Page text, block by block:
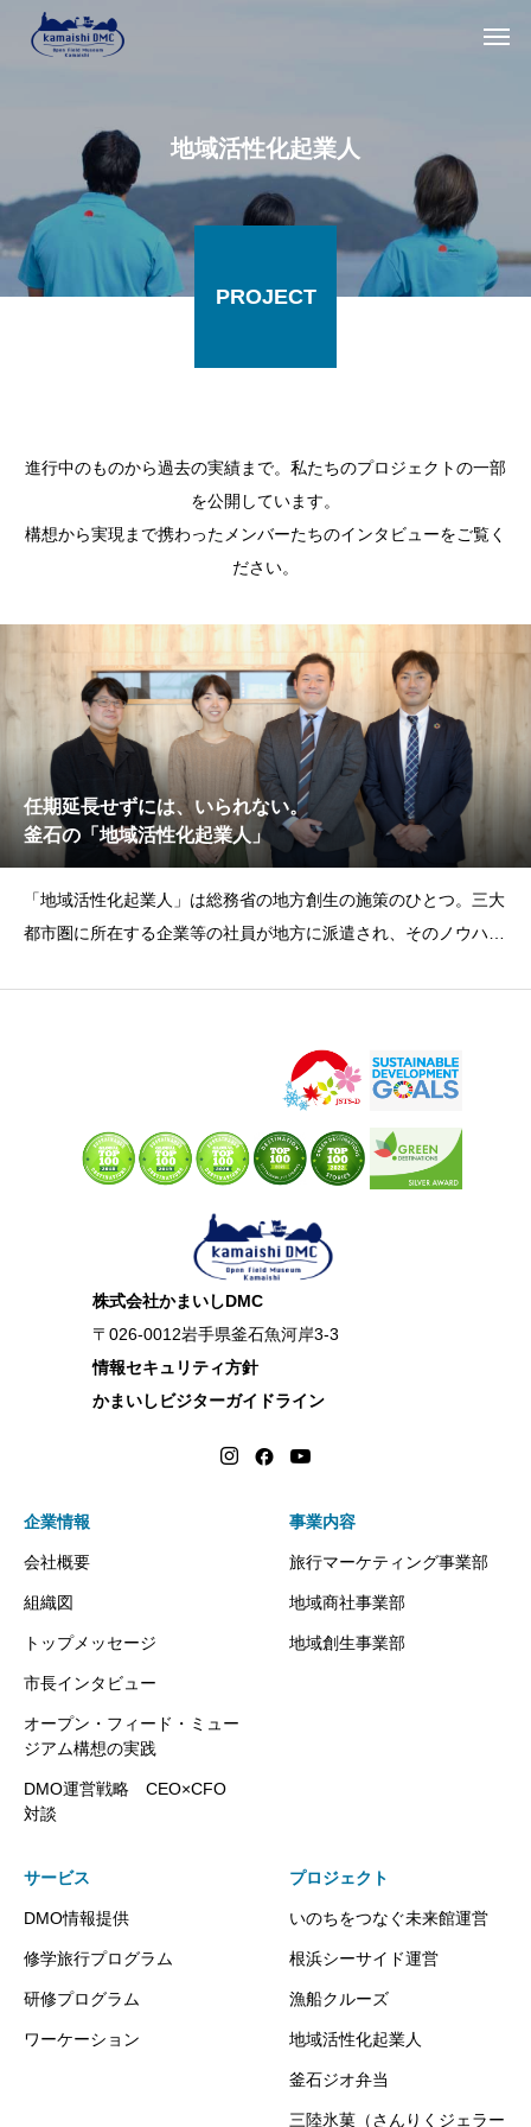
地域活性化起業人
PROJECT
進行中のものから過去の実績まで。私たちのプロジェクトの一部
を公開しています。
構想から実現まで携わったメンバーたちのインタビューをご覧く
ださい。
任期延長せずには、いられない。
釜石の「地域活性化起業人」
「地域活性化起業人」は総務省の地方創生の施策のひとつ。三大
都市圏に所在する企業等の社員が地方に派遣され、そのノウハウ
株式会社かまいしDMC
〒026-0012岩手県釜石魚河岸3-3
情報セキュリティ方針
かまいしビジターガイドライン
企業情報
会社概要
組織図
トップメッセージ
市長インタビュー
オープン・フィード・ミュー
ジアム構想の実践
DMO運営戦略 CEO×CFO
対談
事業内容
旅行マーケティング事業部
地域商社事業部
地域創生事業部
サービス
DMO情報提供
修学旅行プログラム
研修プログラム
ワーケーション
プロジェクト
いのちをつなぐ未来館運営
根浜シーサイド運営
漁船クルーズ
地域活性化起業人
釜石ジオ弁当
三陸氷菓（さんりくジェラー